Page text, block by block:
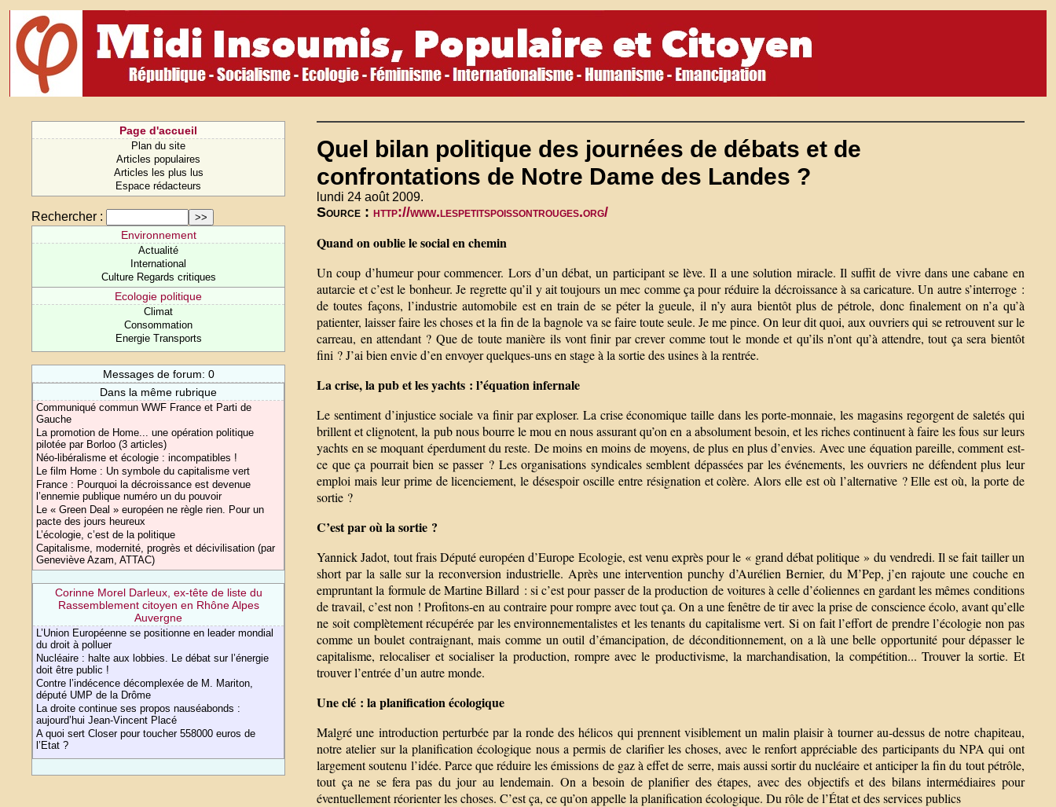
Page d'accueil
Plan du site
Articles populaires
Articles les plus lus
Espace rédacteurs
Rechercher :
Environnement
Actualité
International
Culture Regards critiques
Ecologie politique
Climat
Consommation
Energie Transports
Messages de forum: 0
Dans la même rubrique
Communiqué commun WWF France et Parti de
Gauche
La promotion de Home... une opération politique
pilotée par Borloo (3 articles)
Néo-libéralisme et écologie : incompatibles !
Le film Home : Un symbole du capitalisme vert
France : Pourquoi la décroissance est devenue
l’ennemie publique numéro un du pouvoir
Le « Green Deal » européen ne règle rien. Pour un
pacte des jours heureux
L’écologie, c’est de la politique
Capitalisme, modernité, progrès et décivilisation (par
Geneviève Azam, ATTAC)
Corinne Morel Darleux, ex-tête de liste du
Rassemblement citoyen en Rhône Alpes
Auvergne
L’Union Européenne se positionne en leader mondial
du droit à polluer
Nucléaire : halte aux lobbies. Le débat sur l’énergie
doit être public !
Contre l’indécence décomplexée de M. Mariton,
député UMP de la Drôme
La droite continue ses propos nauséabonds :
aujourd’hui Jean-Vincent Placé
A quoi sert Closer pour toucher 558000 euros de
l’Etat ?
Quel bilan politique des journées de débats et de
confrontations de Notre Dame des Landes ?
lundi 24 août 2009.
Source :http://www.lespetitspoissontrouges.org/
Quand on oublie le social en chemin
Un coup d’humeur pour commencer. Lors d’un débat, un participant se lève. Il a une solution miracle. Il suffit de vivre dans une cabane en
autarcie et c’est le bonheur. Je regrette qu’il y ait toujours un mec comme ça pour réduire la décroissance à sa caricature. Un autre s’interroge :
de toutes façons, l’industrie automobile est en train de se péter la gueule, il n’y aura bientôt plus de pétrole, donc finalement on n’a qu’à
patienter, laisser faire les choses et la fin de la bagnole va se faire toute seule. Je me pince. On leur dit quoi, aux ouvriers qui se retrouvent sur le
carreau, en attendant ? Que de toute manière ils vont finir par crever comme tout le monde et qu’ils n’ont qu’à attendre, tout ça sera bientôt
fini ? J’ai bien envie d’en envoyer quelques-uns en stage à la sortie des usines à la rentrée.
La crise, la pub et les yachts : l’équation infernale
Le sentiment d’injustice sociale va finir par exploser. La crise économique taille dans les porte-monnaie, les magasins regorgent de saletés qui
brillent et clignotent, la pub nous bourre le mou en nous assurant qu’on en a absolument besoin, et les riches continuent à faire les fous sur leurs
yachts en se moquant éperdument du reste. De moins en moins de moyens, de plus en plus d’envies. Avec une équation pareille, comment est-
ce que ça pourrait bien se passer ? Les organisations syndicales semblent dépassées par les événements, les ouvriers ne défendent plus leur
emploi mais leur prime de licenciement, le désespoir oscille entre résignation et colère. Alors elle est où l’alternative ? Elle est où, la porte de
sortie ?
C’est par où la sortie ?
Yannick Jadot, tout frais Député européen d’Europe Ecologie, est venu exprès pour le « grand débat politique » du vendredi. Il se fait tailler un
short par la salle sur la reconversion industrielle. Après une intervention punchy d’Aurélien Bernier, du M’Pep, j’en rajoute une couche en
empruntant la formule de Martine Billard : si c’est pour passer de la production de voitures à celle d’éoliennes en gardant les mêmes conditions
de travail, c’est non ! Profitons-en au contraire pour rompre avec tout ça. On a une fenêtre de tir avec la prise de conscience écolo, avant qu’elle
ne soit complètement récupérée par les environnementalistes et les tenants du capitalisme vert. Si on fait l’effort de prendre l’écologie non pas
comme un boulet contraignant, mais comme un outil d’émancipation, de déconditionnement, on a là une belle opportunité pour dépasser le
capitalisme, relocaliser et socialiser la production, rompre avec le productivisme, la marchandisation, la compétition... Trouver la sortie. Et
trouver l’entrée d’un autre monde.
Une clé : la planification écologique
Malgré une introduction perturbée par la ronde des hélicos qui prennent visiblement un malin plaisir à tourner au-dessus de notre chapiteau,
notre atelier sur la planification écologique nous a permis de clarifier les choses, avec le renfort appréciable des participants du NPA qui ont
largement soutenu l’idée. Parce que réduire les émissions de gaz à effet de serre, mais aussi sortir du nucléaire et anticiper la fin du tout pétrôle,
tout ça ne se fera pas du jour au lendemain. On a besoin de planifier des étapes, avec des objectifs et des bilans intermédiaires pour
éventuellement réorienter les choses. C’est ça, ce qu’on appelle la planification écologique. Du rôle de l’État et des services publics